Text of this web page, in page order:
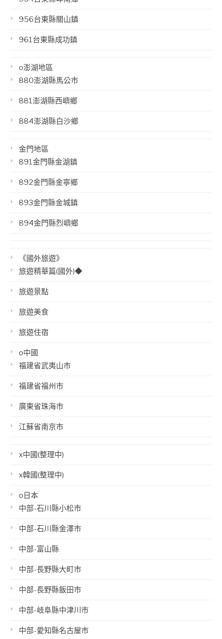
956台東縣關山鎮
961台東縣成功鎮
o澎湖地區
880澎湖縣馬公市
881澎湖縣西嶼鄉
884澎湖縣白沙鄉
金門地區
891金門縣金湖鎮
892金門縣金寧鄉
893金門縣金城鎮
894金門縣烈嶼鄉
《國外旅遊》
旅遊精華篇(國外)◆
旅遊景點
旅遊美食
旅遊住宿
o中國
福建省武夷山市
福建省福州市
廣東省珠海市
江蘇省南京市
x中國(整理中)
x韓國(整理中)
o日本
中部-石川縣小松市
中部-石川縣金澤市
中部-富山縣
中部-長野縣大町市
中部-長野縣飯田市
中部-岐阜縣中津川市
中部-愛知縣名古屋市